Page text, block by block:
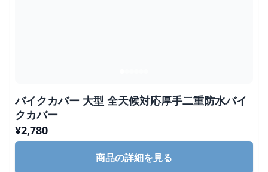
バイクカバー 大型 全天候対応厚手二重防水バイ
クカバー
¥2,780
商品の詳細を見る